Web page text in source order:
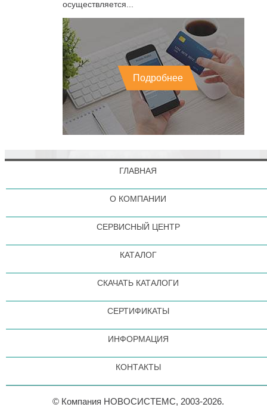
осуществляется...
Подробнее
ГЛАВНАЯ
О КОМПАНИИ
СЕРВИСНЫЙ ЦЕНТР
КАТАЛОГ
СКАЧАТЬ КАТАЛОГИ
СЕРТИФИКАТЫ
ИНФОРМАЦИЯ
КОНТАКТЫ
© Компания НОВОСИСТЕМС, 2003-2026.